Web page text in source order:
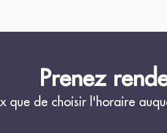
Prenez
que de choisir l'horaire